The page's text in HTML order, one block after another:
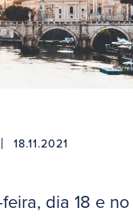
18.11.2021
dia 18 e no